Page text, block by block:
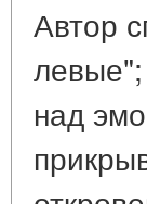
Автор
левые";
над